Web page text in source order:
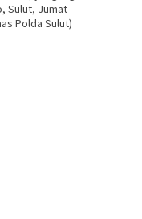
Sulut, Jumat
Polda Sulut)